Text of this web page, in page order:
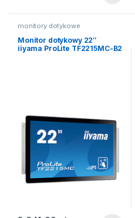
monitory dotykowe
Monitor dotykowy 22″
iiyama ProLite TF2215MC-B2